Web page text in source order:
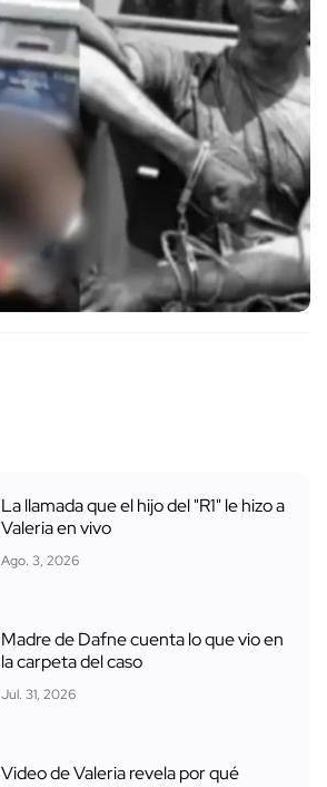
La llamada que el hijo del "R1" le hizo a
Valeria en vivo
Ago. 3, 2026
Madre de Dafne cuenta lo que vio en
la carpeta del caso
Jul. 31, 2026
Video de Valeria revela por qué